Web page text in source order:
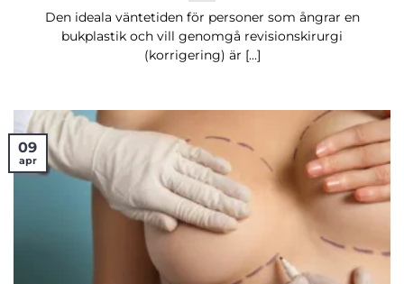
Den ideala väntetiden för personer som ångrar en
bukplastik och vill genomgå revisionskirurgi
(korrigering) är [...]
09
apr